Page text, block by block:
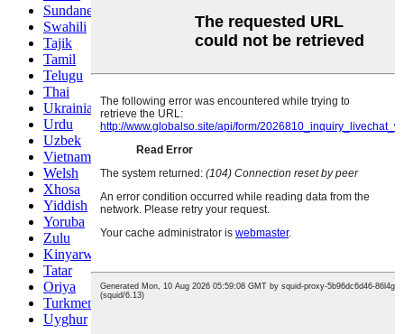
Sundanese
Swahili
Tajik
Tamil
Telugu
Thai
Ukrainian
Urdu
Uzbek
Vietnamese
Welsh
Xhosa
Yiddish
Yoruba
Zulu
Kinyarwanda
Tatar
Oriya
Turkmen
Uyghur